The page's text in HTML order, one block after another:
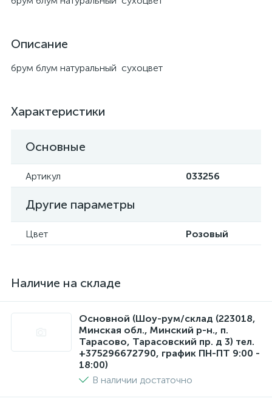
Описание
брум блум натуральный сухоцвет
Характеристики
Основные
Артикул 033256
Другие параметры
Цвет Розовый
Наличие на складе
Основной (Шоу-рум/склад (223018,
Минская обл., Минский р-н., п.
Тарасово, Тарасовский пр. д 3) тел.
+375296672790, график ПН-ПТ 9:00 -
18:00)
В наличии достаточно